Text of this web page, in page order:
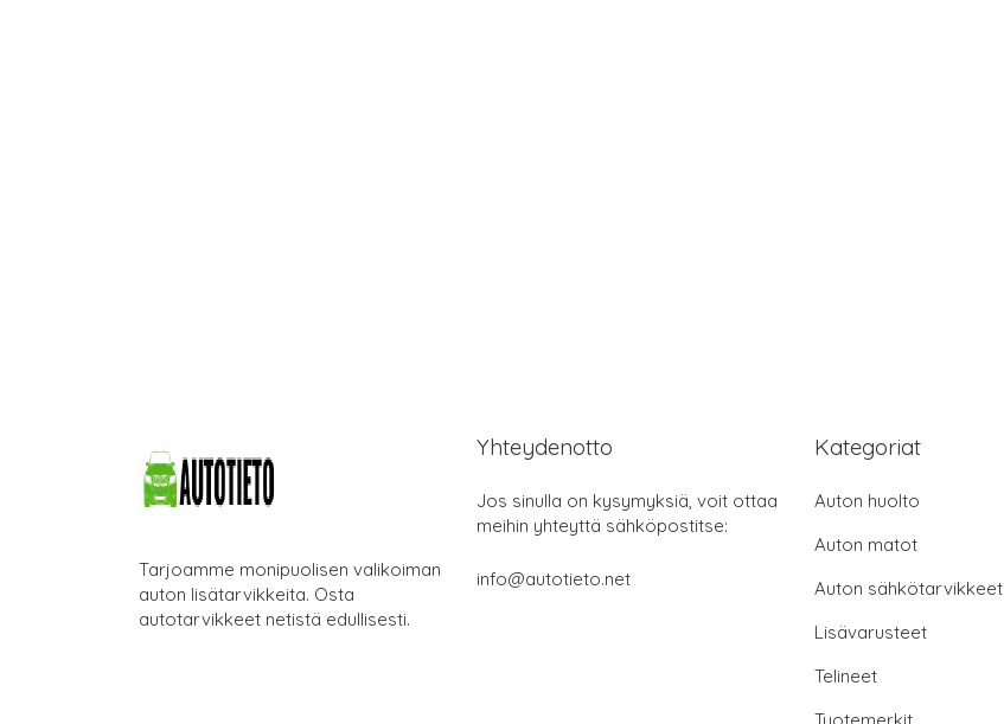
Tarjoamme monipuolisen valikoiman
auton lisätarvikkeita. Osta
autotarvikkeet netistä edullisesti.
Yhteydenotto
Jos sinulla on kysymyksiä, voit ottaa
meihin yhteyttä sähköpostitse:
info@autotieto.net
Kategoriat
Auton huolto
Auton matot
Auton sähkötarvikkeet
Lisävarusteet
Telineet